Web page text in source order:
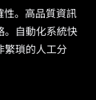
性。高品質資訊
。自動化系統快
繁瑣的人工分